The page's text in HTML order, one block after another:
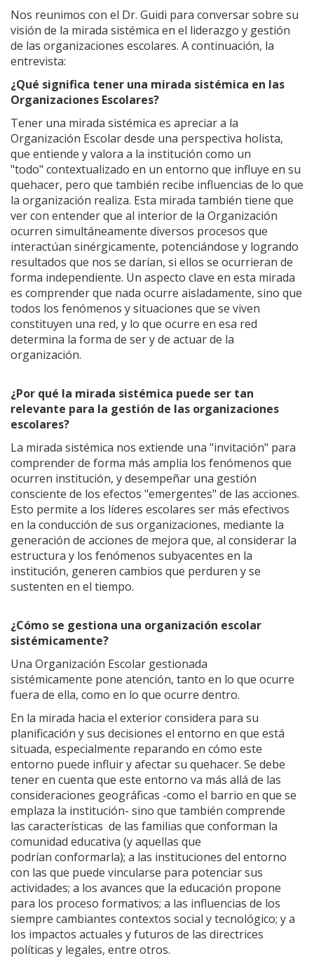
Nos reunimos con el Dr. Guidi para conversar sobre su
visión de la mirada sistémica en el liderazgo y gestión
de las organizaciones escolares. A continuación, la
entrevista:
¿Qué significa tener una mirada sistémica en las
Organizaciones Escolares?
Tener una mirada sistémica es apreciar a la
Organización Escolar desde una perspectiva holista,
que entiende y valora a la institución como un
"todo" contextualizado en un entorno que influye en su
quehacer, pero que también recibe influencias de lo que
la organización realiza. Esta mirada también tiene que
ver con entender que al interior de la Organización
ocurren simultáneamente diversos procesos que
interactúan sinérgicamente, potenciándose y logrando
resultados que nos se darían, si ellos se ocurrieran de
forma independiente. Un aspecto clave en esta mirada
es comprender que nada ocurre aisladamente, sino que
todos los fenómenos y situaciones que se viven
constituyen una red, y lo que ocurre en esa red
determina la forma de ser y de actuar de la
organización.
¿Por qué la mirada sistémica puede ser tan
relevante para la gestión de las organizaciones
escolares?
La mirada sistémica nos extiende una "invitación" para
comprender de forma más amplia los fenómenos que
ocurren institución, y desempeñar una gestión
consciente de los efectos "emergentes" de las acciones.
Esto permite a los líderes escolares ser más efectivos
en la conducción de sus organizaciones, mediante la
generación de acciones de mejora que, al considerar la
estructura y los fenómenos subyacentes en la
institución, generen cambios que perduren y se
sustenten en el tiempo.
¿Cómo se gestiona una organización escolar
sistémicamente?
Una Organización Escolar gestionada
sistémicamente pone atención, tanto en lo que ocurre
fuera de ella, como en lo que ocurre dentro.
En la mirada hacia el exterior considera para su
planificación y sus decisiones el entorno en que está
situada, especialmente reparando en cómo este
entorno puede influir y afectar su quehacer. Se debe
tener en cuenta que este entorno va más allá de las
consideraciones geográficas -como el barrio en que se
emplaza la institución- sino que también comprende
las características de las familias que conforman la
comunidad educativa (y aquellas que
podrían conformarla); a las instituciones del entorno
con las que puede vincularse para potenciar sus
actividades; a los avances que la educación propone
para los proceso formativos; a las influencias de los
siempre cambiantes contextos social y tecnológico; y a
los impactos actuales y futuros de las directrices
políticas y legales, entre otros.